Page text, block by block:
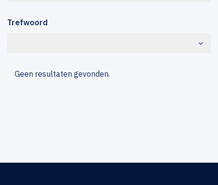
Trefwoord
Geen resultaten gevonden.